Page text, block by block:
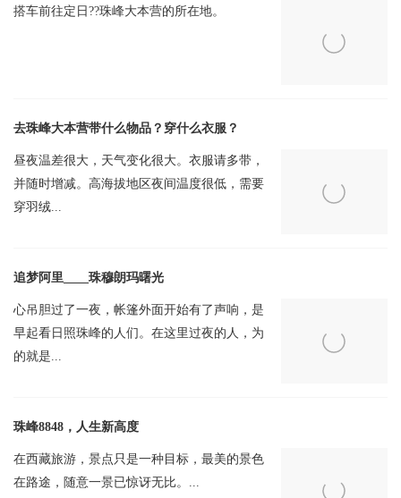
在月初，月中或月底到达西藏，都会在这个季节遇到降雨。
暂的阵雨，或者是持续时间很短的小雨。
同时，在断断续续的雨后，总是伴随着阳光。阳光变得更加灿烂，
有时还会有彩虹划过蓝天。薄薄的云雾笼罩着的山峰，给神圣的珠
穆朗玛峰增添了更多的神秘感，为你提供另一种奇妙的全景影像。
冬天，气温下降很快，有时伴随着大风和大雪。尽管如此，冬季的
珠峰大本营还是以白天的深蓝晴空和夜晚的繁星点点而闻名。
搭车前往定日??珠峰大本营的所在地。
去珠峰大本营带什么物品？穿什么衣服？
昼夜温差很大，天气变化很大。衣服请多带，
并随时增减。高海拔地区夜间温度很低，需要
穿羽绒...
追梦阿里____珠穆朗玛曙光
心吊胆过了一夜，帐篷外面开始有了声响，是
早起看日照珠峰的人们。在这里过夜的人，为
的就是...
珠峰8848，人生新高度
在西藏旅游，景点只是一种目标，最美的景色
在路途，随意一景已惊讶无比。...